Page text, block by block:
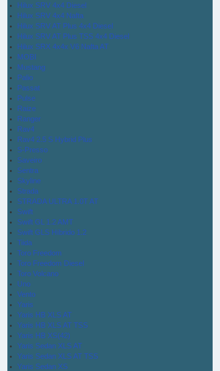
Hilux SRV 4x4 Diesel
Hilux SRV 4x4 Nafta
Hilux SRV AT Plus 4x4 Diesel
Hilux SRV AT Plus TSS 4x4 Diesel
Hilux SRX 4x4x V6 Nafta AT
MOBI
Mustang
Palio
Passat
Pulse
Raize
Ranger
Rav4
Rav4 2.5 S Hybrid Plus
S-Presso
Saveiro
Sentra
Skyline
Strada
STRADA ULTRA 1.0T AT
Swift
Swift GL 1.2 AMT
Swift GLS Híbrido 1.2
Tiida
Toro Freedom
Toro Freedom Diesel
Toro Volcano
Uno
Vento
Yaris
Yaris HB XLS AT
Yaris HB XLS AT TSS
Yaris HB XS(42)
Yaris Sedan XLS AT
Yaris Sedan XLS AT TSS
Yaris Sedan XS